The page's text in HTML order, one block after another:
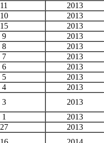
11 2013
10 2013
15 2013
9 2013
8 2013
7 2013
6 2013
5 2013
4 2013
3 2013
1 2013
27 2013